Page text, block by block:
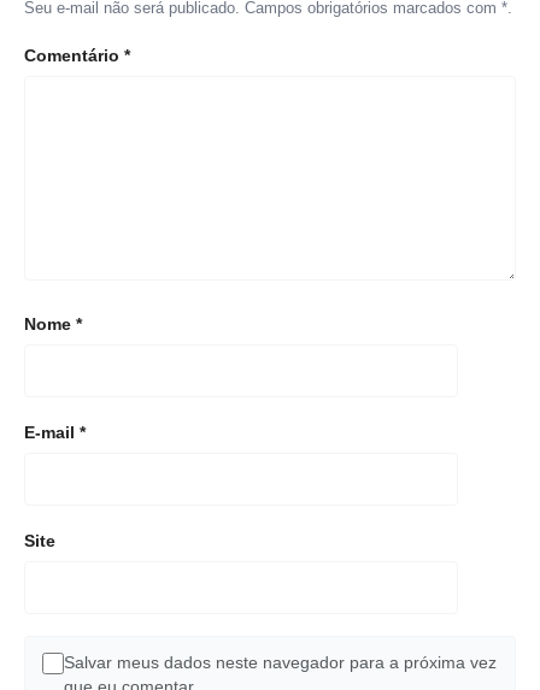
Seu e-mail não será publicado. Campos obrigatórios marcados com *.
Comentário *
Nome *
E-mail *
Site
Salvar meus dados neste navegador para a próxima vez